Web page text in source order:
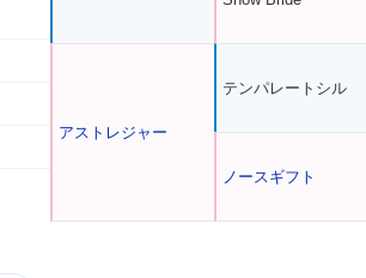
アストレジャー
テンパレートシル
ノースギフト